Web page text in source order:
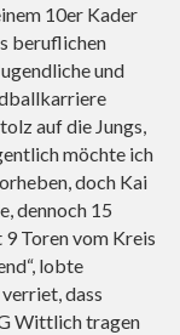
10er Kader
beruflichen
und
auf die Jungs,
möchte ich
doch Kai
dennoch 15
Toren vom Kreis
lobte
dass
Wittlich tragen